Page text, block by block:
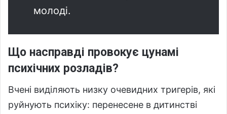
молоді.
Що насправді провокує цунамі
психічних розладів?
Вчені виділяють низку очевидних тригерів, які
руйнують психіку: перенесене в дитинстві